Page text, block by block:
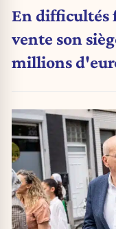
En difficultés
vente son siège
millions